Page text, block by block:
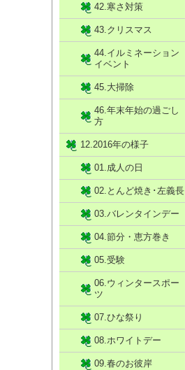
42.寒さ対策
43.クリスマス
44.イルミネーション
イベント
45.大掃除
46.年末年始の過ごし
方
12.2016年の様子
01.成人の日
02.とんど焼き･左義長
03.バレンタインデー
04.節分・恵方巻き
05.受験
06.ウィンタースポー
ツ
07.ひな祭り
08.ホワイトデー
09.春のお彼岸